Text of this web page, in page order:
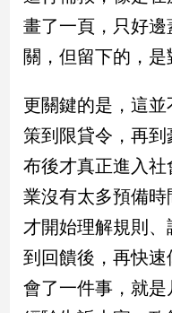
娛
樂
娛
樂
星
聞
流
時
尚
追
星
畫了一頁，只好
關，但留下的，是
更關鍵的是，這
策到限貸令，再
布後才真正進入
業沒有太多預備時
才開始理解規則
到回饋後，再快
會了一件事，就